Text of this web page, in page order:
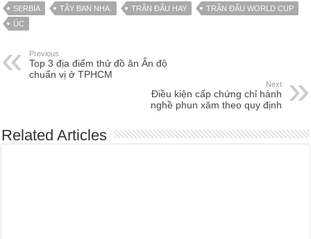
SERBIA
TÂY BAN NHA. TRẬN ĐẤU HAY
TRẬN ĐẤU WORLD CUP
ÚC
Previous
Top 3 địa điểm thử đồ ăn Ấn độ
chuẩn vị ở TPHCM
Next
Điều kiện cấp chứng chỉ hành
nghề phun xăm theo quy định
Related Articles